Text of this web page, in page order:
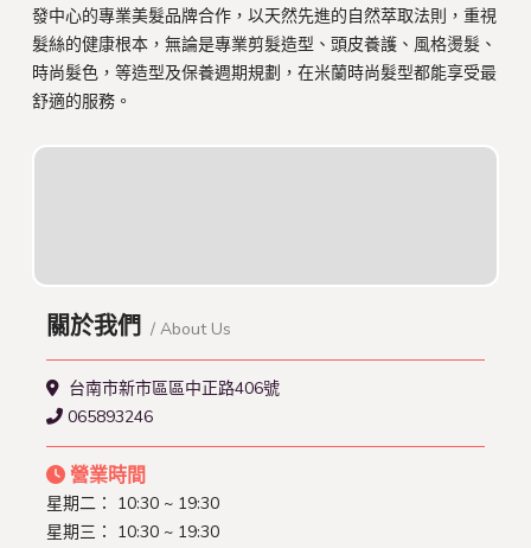
發中心的專業美髮品牌合作，以天然先進的自然萃取法則，重視
髮絲的健康根本，無論是專業剪髮造型、頭皮養護、風格燙髮、
時尚髮色，等造型及保養週期規劃，在米蘭時尚髮型都能享受最
舒適的服務。
關於我們 / About Us
台南市新市區區中正路406號
065893246
營業時間
星期二： 10:30 ~ 19:30
星期三： 10:30 ~ 19:30